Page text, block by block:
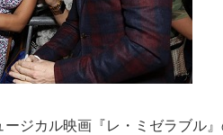
ジカル映画『レ・ミゼラブル